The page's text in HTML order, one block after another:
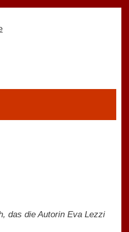
das die Autorin Eva Lezzi